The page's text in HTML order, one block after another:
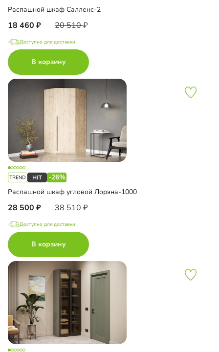
Распашной шкаф Салленс-2
18 460 20 510
Доступно для доставки
В корзину
-26%
Распашной шкаф угловой Лорэна-1000
28 500 38 510
Доступно для доставки
В корзину